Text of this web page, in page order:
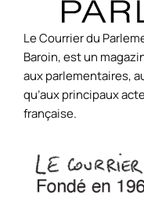
Le Courrier du
Baroin, est un
aux parlementaires,
qu’aux principaux
française.